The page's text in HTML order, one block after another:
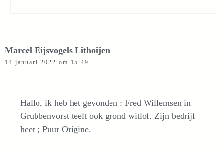
Marcel Eijsvogels Lithoijen
14 januari 2022 om 15:49
Hallo, ik heb het gevonden : Fred Willemsen in
Grubbenvorst teelt ook grond witlof. Zijn bedrijf
heet ; Puur Origine.